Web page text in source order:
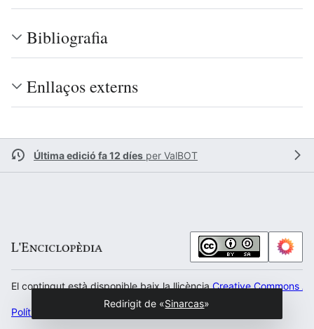
Bibliografia
Enllaços externs
Última edició fa 12 díes per ValBOT
El contingut està disponible baix la llicènciaCreative Commons
Política de privacitat Escritori
Redirigit de «Sinarcas»